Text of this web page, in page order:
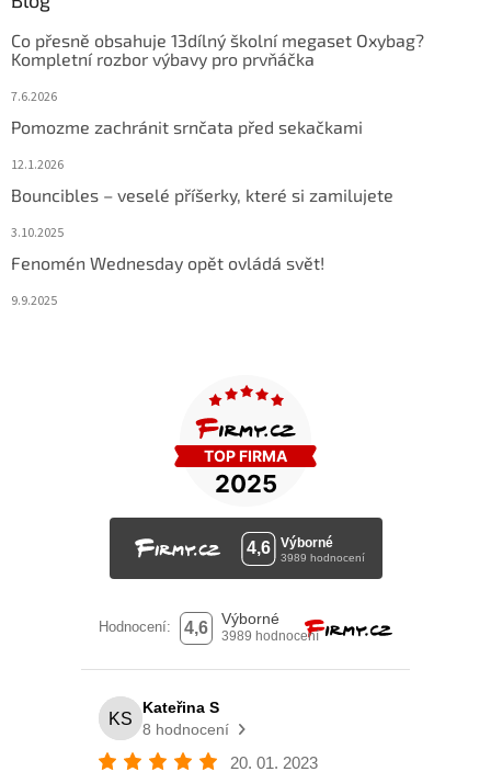
Co přesně obsahuje 13dílný školní megaset Oxybag?
Kompletní rozbor výbavy pro prvňáčka
7.6.2026
Pomozme zachránit srnčata před sekačkami
12.1.2026
Bouncibles – veselé příšerky, které si zamilujete
3.10.2025
Fenomén Wednesday opět ovládá svět!
9.9.2025